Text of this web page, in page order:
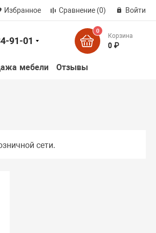
Избранное Сравнение (0) Войти
91-01
0
Корзина
0 ₽
мебели Отзывы
сети.